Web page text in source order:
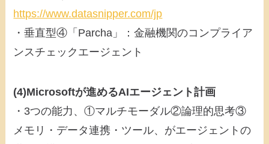
https://www.datasnipper.com/jp
・垂直型④「Parcha」：金融機関のコンプライア
ンスチェックエージェント
(4)Microsoftが進めるAIエージェント計画
・3つの能力、①マルチモーダル②論理的思考③
メモリ・データ連携・ツール、がエージェントの